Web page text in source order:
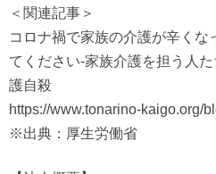
＜関連記事＞
コロナ禍で家族の介護が辛く
てください-家族介護を担う人
護自殺
https://www.tonarino-kaigo.org/
※出典：厚生労働省